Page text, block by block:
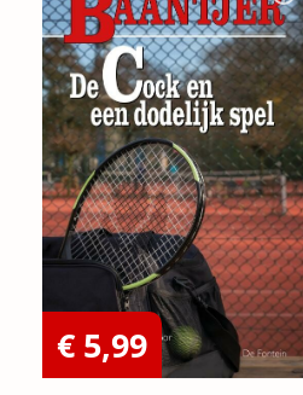
€ 5,99